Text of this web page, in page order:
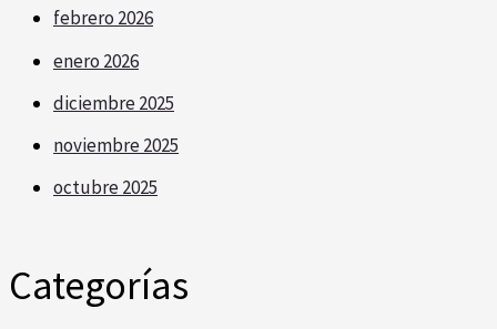
febrero 2026
enero 2026
diciembre 2025
noviembre 2025
octubre 2025
Categorías